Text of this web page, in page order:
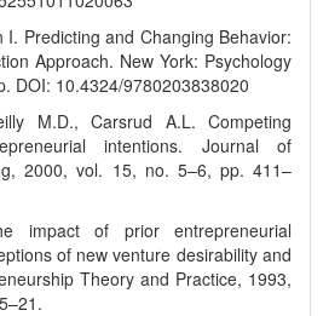
I. Predicting and Changing Behavior:
Approach. New York: Psychology
DOI: 10.4324/9780203838020
M.D., Carsrud A.L. Competing
intentions. Journal of
2000, vol. 15, no. 5–6, pp. 411–
impact of prior entrepreneurial
of new venture desirability and
Theory and Practice, 1993,